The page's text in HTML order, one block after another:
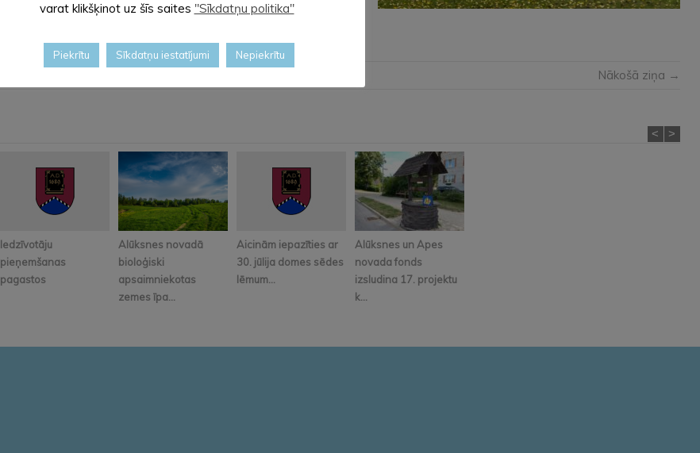
Nākošā ziņa →
Iedzīvotāju
pieņemšanas
pagastos
Alūksnes novadā
bioloģiski
apsaimniekotas
zemes īpa...
Aicinām iepazīties ar
30. jūlija domes sēdes
lēmum...
Alūksnes un Apes
novada fonds
izsludina 17. projektu
k...
< >
varat klikšķinot uz šīs saites "Sīkdatņu politika"
Piekrītu Sīkdatņu iestatījumi Nepiekrītu